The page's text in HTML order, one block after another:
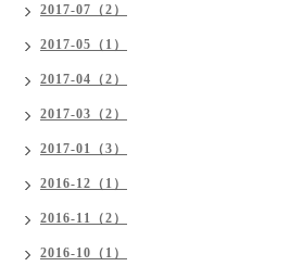
2017-07（2）
2017-05（1）
2017-04（2）
2017-03（2）
2017-01（3）
2016-12（1）
2016-11（2）
2016-10（1）